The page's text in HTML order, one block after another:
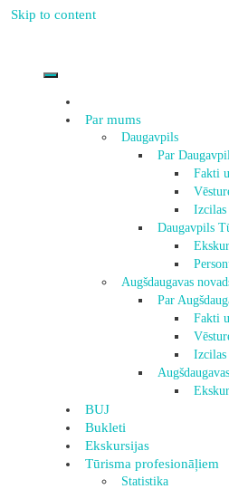
Skip to content
Par mums
Daugavpils
Par
Fakti
Izcilas
Daugavpils
Augšdaugavas
Par
Fakti
Izcilas
BUJ
Bukleti
Ekskursijas
Tūrisma profesionāļiem
Statistika